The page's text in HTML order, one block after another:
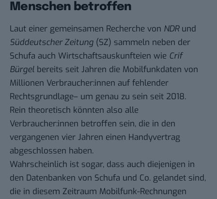
Menschen betroffen
Laut einer gemeinsamen Recherche von NDRund
Süddeutscher Zeitung (SZ) sammeln neben der
Schufa auch Wirtschaftsauskunfteien wie Crif
Bürgel bereits seit Jahren die Mobilfunkdaten von
Millionen Verbraucher:innen auf fehlender
Rechtsgrundlage– um genau zu sein seit 2018.
Rein theoretisch könnten also alle
Verbraucher:innen betroffen sein, die in den
vergangenen vier Jahren einen Handyvertrag
abgeschlossen haben.
Wahrscheinlich ist sogar, dass auch diejenigen in
den Datenbanken von Schufa und Co. gelandet sind,
die in diesem Zeitraum Mobilfunk-Rechnungen